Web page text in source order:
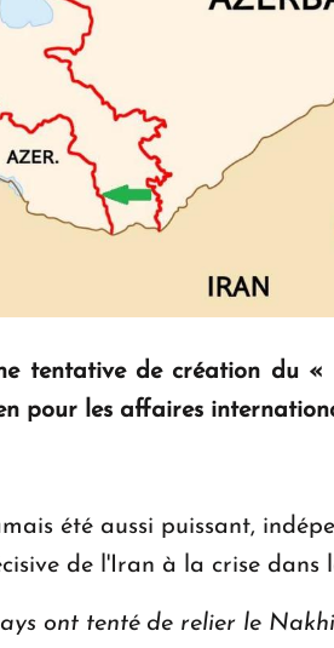
tentative de création du
pour les affaires
été aussi puissant,
de l'Iran à la crise dans
ont tenté de relier le